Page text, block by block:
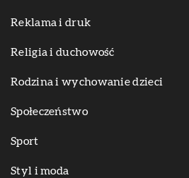
Reklama i druk
Religia i duchowość
Rodzina i wychowanie dzieci
Społeczeństwo
Sport
Styl i moda